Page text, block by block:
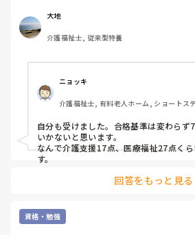
大地
介護福祉士, 従来型特養
ニョッキ
介護福祉士, 有料老人ホーム, ショートス
自分も受けました。合格基準は変わら
いかないと思います。
なんで介護支援17点、医療福祉27点く
す。
回答をもっと見る
資格・勉強